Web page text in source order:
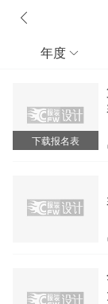
年度 
下载报名表